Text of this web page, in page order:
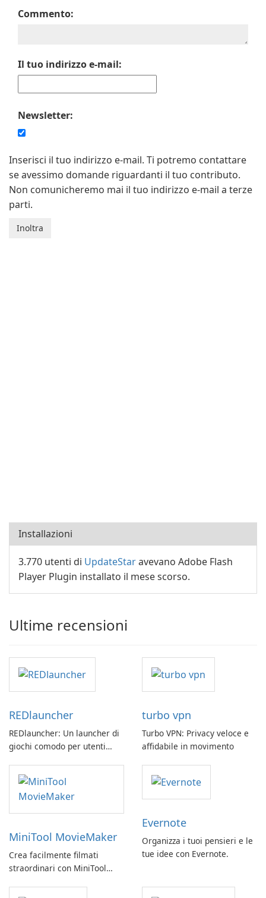
Commento:
Il tuo indirizzo e-mail:
Newsletter:
Inserisci il tuo indirizzo e-mail. Ti potremo contattare
se avessimo domande riguardanti il tuo contributo.
Non comunicheremo mai il tuo indirizzo e-mail a terze
parti.
Installazioni
3.770 utenti di UpdateStaravevano Adobe Flash
Player Plugin installato il mese scorso.
Ultime recensioni
REDlauncher
REDlauncher: Un launcher di
giochi comodo per utenti
turbo vpn
Turbo VPN: Privacy veloce e
affidabile in movimento
MiniTool MovieMaker
Crea facilmente filmati
straordinari con MiniTool
Evernote
Organizza i tuoi pensieri e le
tue idee con Evernote.